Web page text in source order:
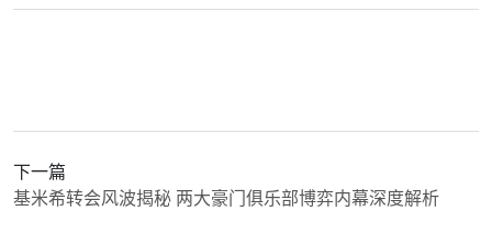
下一篇
基米希转会风波揭秘 两大豪门俱乐部博弈内幕深度解析